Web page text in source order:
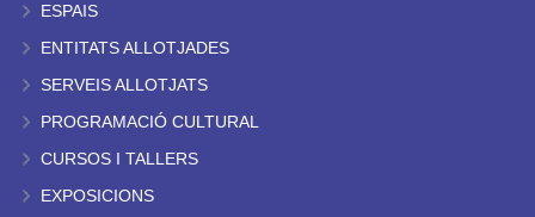
ESPAIS
ENTITATS ALLOTJADES
SERVEIS ALLOTJATS
PROGRAMACIÓ CULTURAL
CURSOS I TALLERS
EXPOSICIONS